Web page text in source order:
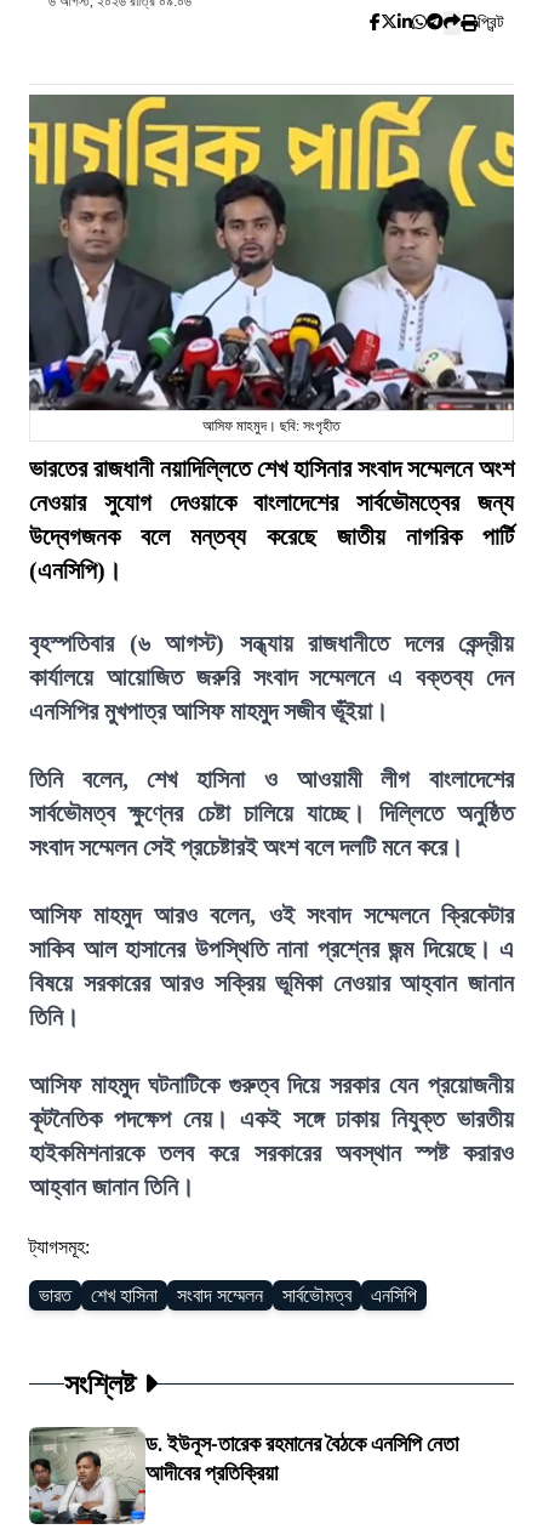
প্রিন্ট
আসিফ মাহমুদ। ছবি: সংগৃহীত
ভারতের রাজধানী নয়াদিল্লিতে শেখ হাসিনার সংবাদ সম্মেলনে অংশ
নেওয়ার সুযোগ দেওয়াকে বাংলাদেশের সার্বভৌমত্বের জন্য
উদ্বেগজনক বলে মন্তব্য করেছে জাতীয় নাগরিক পার্টি
(এনসিপি)।
বৃহস্পতিবার (৬ আগস্ট) সন্ধ্যায় রাজধানীতে দলের কেন্দ্রীয়
কার্যালয়ে আয়োজিত জরুরি সংবাদ সম্মেলনে এ বক্তব্য দেন
এনসিপির মুখপাত্র আসিফ মাহমুদ সজীব ভূঁইয়া।
তিনি বলেন, শেখ হাসিনা ও আওয়ামী লীগ বাংলাদেশের
সার্বভৌমত্ব ক্ষুণ্নের চেষ্টা চালিয়ে যাচ্ছে। দিল্লিতে অনুষ্ঠিত
সংবাদ সম্মেলন সেই প্রচেষ্টারই অংশ বলে দলটি মনে করে।
আসিফ মাহমুদ আরও বলেন, ওই সংবাদ সম্মেলনে ক্রিকেটার
সাকিব আল হাসানের উপস্থিতি নানা প্রশ্নের জন্ম দিয়েছে। এ
বিষয়ে সরকারের আরও সক্রিয় ভূমিকা নেওয়ার আহ্বান জানান
তিনি।
আসিফ মাহমুদ ঘটনাটিকে গুরুত্ব দিয়ে সরকার যেন প্রয়োজনীয়
কূটনৈতিক পদক্ষেপ নেয়। একই সঙ্গে ঢাকায় নিযুক্ত ভারতীয়
হাইকমিশনারকে তলব করে সরকারের অবস্থান স্পষ্ট করারও
আহ্বান জানান তিনি।
ট্যাগসমূহ:
ভারত শেখ হাসিনা সংবাদ সম্মেলন সার্বভৌমত্ব এনসিপি
সংশ্লিষ্ট
ড. ইউনূস-তারেক রহমানের বৈঠকে এনসিপি নেতা
আদীবের প্রতিক্রিয়া